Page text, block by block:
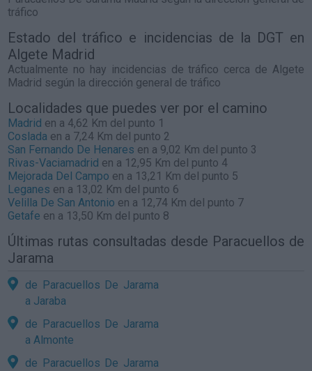
tráfico
Estado del tráfico e incidencias de la DGT en
Algete Madrid
Actualmente no hay incidencias de tráfico cerca de Algete
Madrid según la dirección general de tráfico
Localidades que puedes ver por el camino
Madrid en a 4,62 Km del punto 1
Coslada en a 7,24 Km del punto 2
San Fernando De Henares en a 9,02 Km del punto 3
Rivas-Vaciamadrid en a 12,95 Km del punto 4
Mejorada Del Campo en a 13,21 Km del punto 5
Leganes en a 13,02 Km del punto 6
Velilla De San Antonio en a 12,74 Km del punto 7
Getafe en a 13,50 Km del punto 8
Últimas rutas consultadas desde Paracuellos de
Jarama
de Paracuellos De Jarama
a Jaraba
de Paracuellos De Jarama
a Almonte
de Paracuellos De Jarama